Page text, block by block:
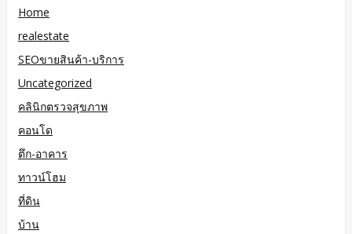
Home
realestate
SEOขายสินค้า-บริการ
Uncategorized
คลินิกตรวจสุขภาพ
คอนโด
ตึก-อาคาร
ทาวน์โฮม
ที่ดิน
บ้าน